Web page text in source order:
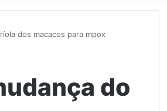
dos macacos para mpox
do